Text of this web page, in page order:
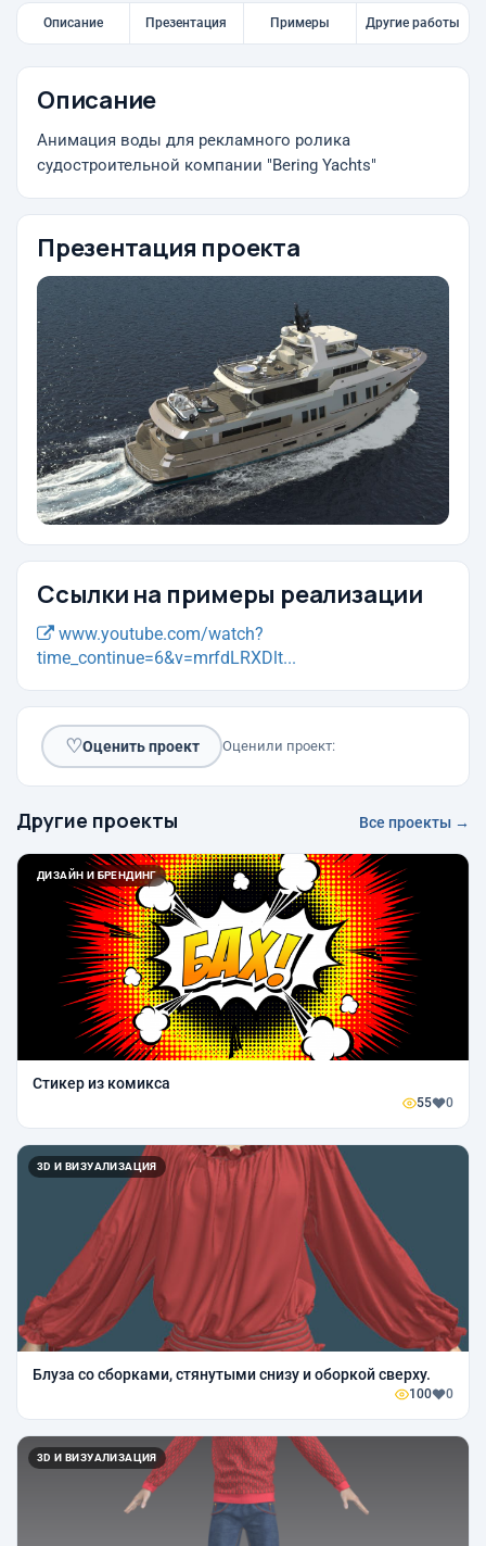
Описание Презентация Примеры Другие работы
Описание
Анимация воды для рекламного ролика
судостроительной компании "Bering Yachts"
Презентация проекта
Ссылки на примеры реализации
www.youtube.com/watch?
time_continue=6&v=mrfdLRXDlt...
♡Оценить проект Оценили проект:
Другие проекты Все проекты →
ДИЗАЙН И БРЕНДИНГ
Стикер из комикса
55 0
3D И ВИЗУАЛИЗАЦИЯ
Блуза со сборками, стянутыми снизу и оборкой сверху.
100 0
3D И ВИЗУАЛИЗАЦИЯ